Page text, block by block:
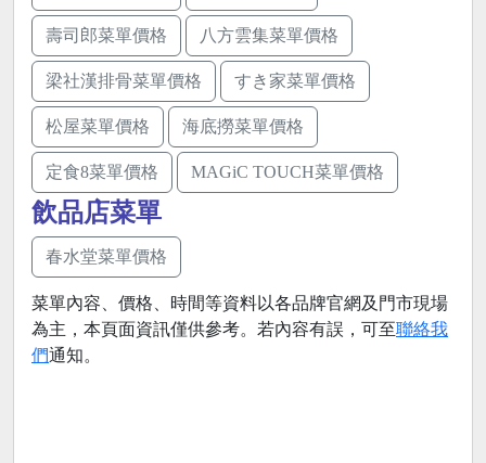
壽司郎菜單價格 八方雲集菜單價格
梁社漢排骨菜單價格 すき家菜單價格
松屋菜單價格 海底撈菜單價格
定食8菜單價格 MAGiC TOUCH菜單價格
飲品店菜單
春水堂菜單價格
菜單內容、價格、時間等資料以各品牌官網及門市現場
為主，本頁面資訊僅供參考。若內容有誤，可至聯絡我
們通知。